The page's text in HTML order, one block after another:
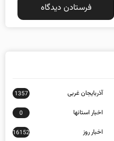
آذربایجان غربی 1357
اخبار استانها 0
اخبار روز 16152